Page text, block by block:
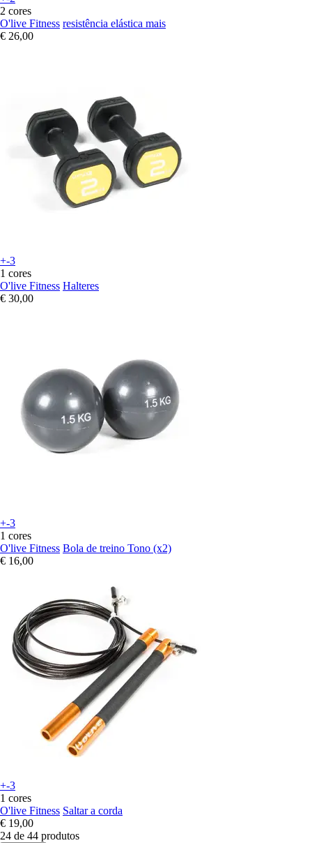
2 cores
O'live Fitness resistência elástica mais
€ 26,00
+-3
1 cores
O'live Fitness Halteres
€ 30,00
+-3
1 cores
O'live Fitness Bola de treino Tono (x2)
€ 16,00
+-3
1 cores
O'live Fitness Saltar a corda
€ 19,00
24 de 44 produtos